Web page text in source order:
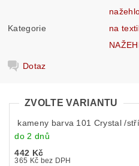
Kategorie
na
Dotaz
ZVOLTE VARIANTU
kameny barva 101 Crystal /
do 2 dnů
442 Kč
365 Kč bez DPH